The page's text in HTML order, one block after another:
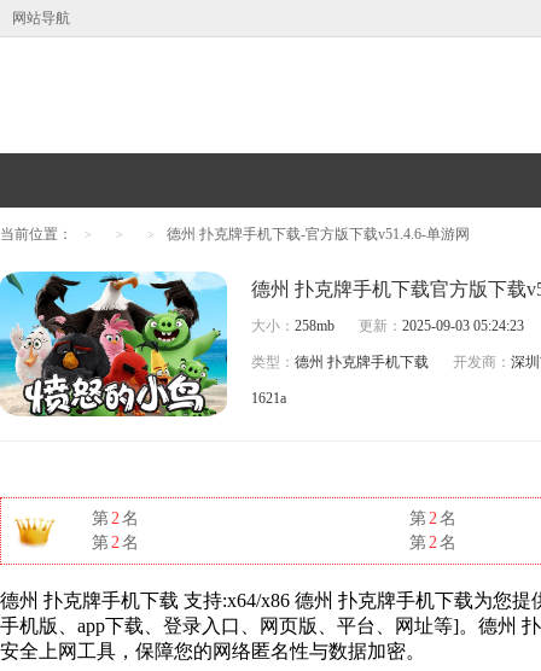
网站导航
当前位置： > > > 德州 扑克牌手机下载-官方版下载v51.4.6-单游网
德州 扑克牌手机下载官方版下载
大小：258mb 更新：2025-09-03 05:24:23
类型：德州 扑克牌手机下载 开发商：深
1621a
第2名 第2名
第2名 第2名
德州 扑克牌手机下载 支持:x64/x86 德州 扑克牌手机下载为您
手机版、app下载、登录入口、网页版、平台、网址等]。德州
安全上网工具，保障您的网络匿名性与数据加密。